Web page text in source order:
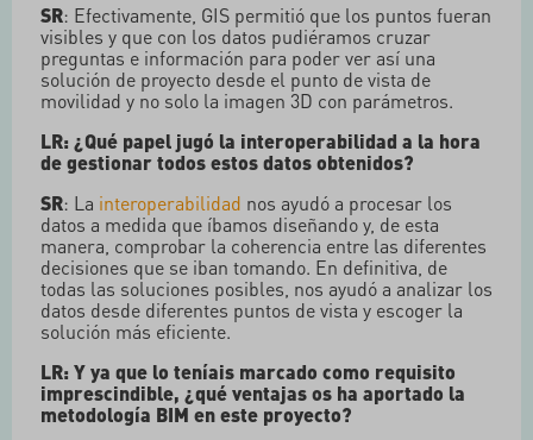
SR: Efectivamente, GIS permitió que los puntos fueran
visibles y que con los datos pudiéramos cruzar
preguntas e información para poder ver así una
solución de proyecto desde el punto de vista de
movilidad y no solo la imagen 3D con parámetros.
LR: ¿Qué papel jugó la interoperabilidad a la hora
de gestionar todos estos datos obtenidos?
SR: La interoperabilidad nos ayudó a procesar los
datos a medida que íbamos diseñando y, de esta
manera, comprobar la coherencia entre las diferentes
decisiones que se iban tomando. En definitiva, de
todas las soluciones posibles, nos ayudó a analizar los
datos desde diferentes puntos de vista y escoger la
solución más eficiente.
LR: Y ya que lo teníais marcado como requisito
imprescindible, ¿qué ventajas os ha aportado la
metodología BIM en este proyecto?